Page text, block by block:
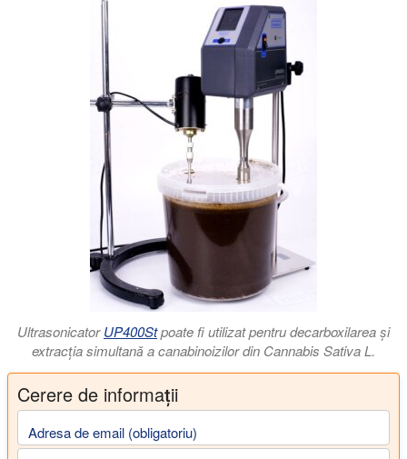
UltrasonicatorUP400Stpoate fi utilizat pentru decarboxilarea și
extracția simultană a canabinoizilor din Cannabis Sativa L.
Cerere de informații
Adresa de email (obligatoriu)